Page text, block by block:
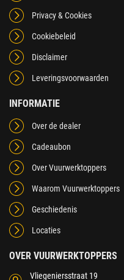
Privacy & Cookies
Cookiebeleid
Disclaimer
Leveringsvoorwaarden
INFORMATIE
Over de dealer
Cadeaubon
Over Vuurwerktoppers
Waarom Vuurwerktoppers
Geschiedenis
Locaties
OVER VUURWERKTOPPERS
Vliegeniersstraat 19